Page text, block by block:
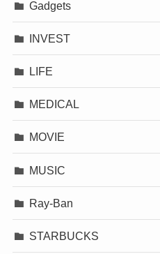
Gadgets
INVEST
LIFE
MEDICAL
MOVIE
MUSIC
Ray-Ban
STARBUCKS